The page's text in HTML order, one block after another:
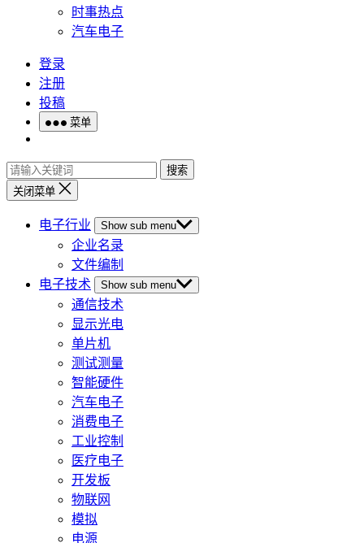
时事热点
汽车电子
登录
注册
投稿
菜单
搜索
关闭菜单
电子行业 Show sub menu
企业名录
文件编制
电子技术
Show sub menu
通信技术
显示光电
单片机
测试测量
智能硬件
汽车电子
消费电子
工业控制
医疗电子
开发板
物联网
模拟
电源